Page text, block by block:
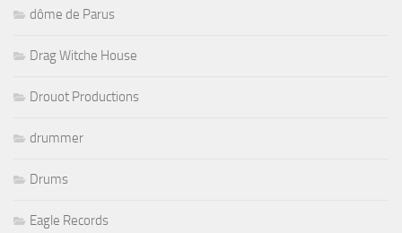
dôme de Parus
Drag Witche House
Drouot Productions
drummer
Drums
Eagle Records